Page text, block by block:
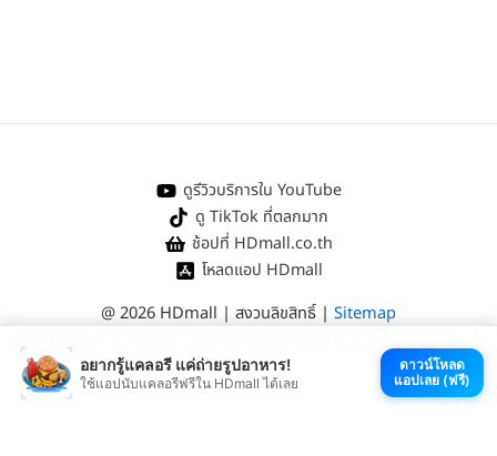
ดูรีวิวบริการใน YouTube
ดู TikTok ที่ตลกมาก
ช้อปที่ HDmall.co.th
โหลดแอป HDmall
@ 2026 HDmall | สงวนลิขสิทธิ์ | Sitemap
หาคลินิกใกล้บ้าน ตรวจสุขภาพทั่วไป
อยากรู้แคลอรี แค่ถ่ายรูปอาหาร!
ใช้แอปนับแคลอรีฟรีใน HDmall ได้เลย
ดาวน์โหลด
แอปเลย (ฟรี)